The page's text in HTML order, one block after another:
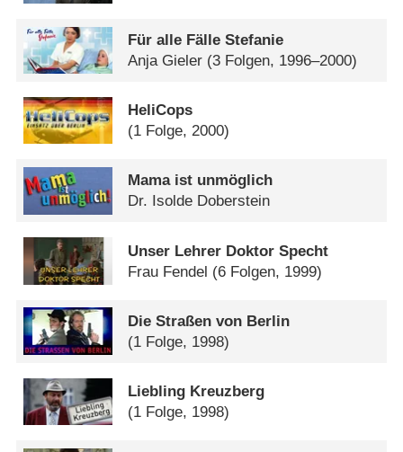
Für alle Fälle Stefanie
Anja Gieler (3 Folgen, 1996–2000)
HeliCops
(1 Folge, 2000)
Mama ist unmöglich
Dr. Isolde Doberstein
Unser Lehrer Doktor Specht
Frau Fendel (6 Folgen, 1999)
Die Straßen von Berlin
(1 Folge, 1998)
Liebling Kreuzberg
(1 Folge, 1998)